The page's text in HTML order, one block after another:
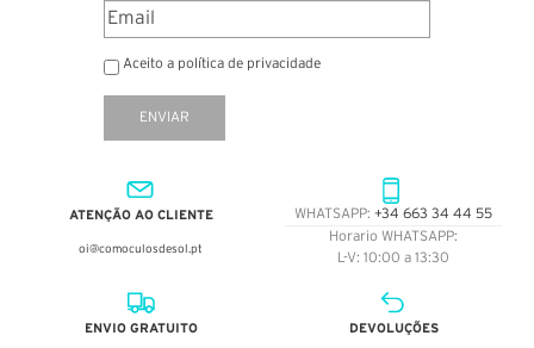
Aceito a política de privacidade
ENVIAR
ATENÇÃO AO CLIENTE
oi@comoculosdesol.pt
WHATSAPP: +34 663 34 44 55
Horario WHATSAPP:
L-V: 10:00 a 13:30
ENVIO GRATUITO DEVOLUÇÕES